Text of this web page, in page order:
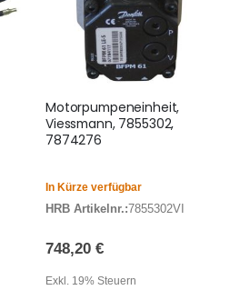
Motorpumpeneinheit,
Viessmann, 7855302,
7874276
In Kürze verfügbar
HRB Artikelnr.:7855302VI
748,20 €
Exkl. 19% Steuern